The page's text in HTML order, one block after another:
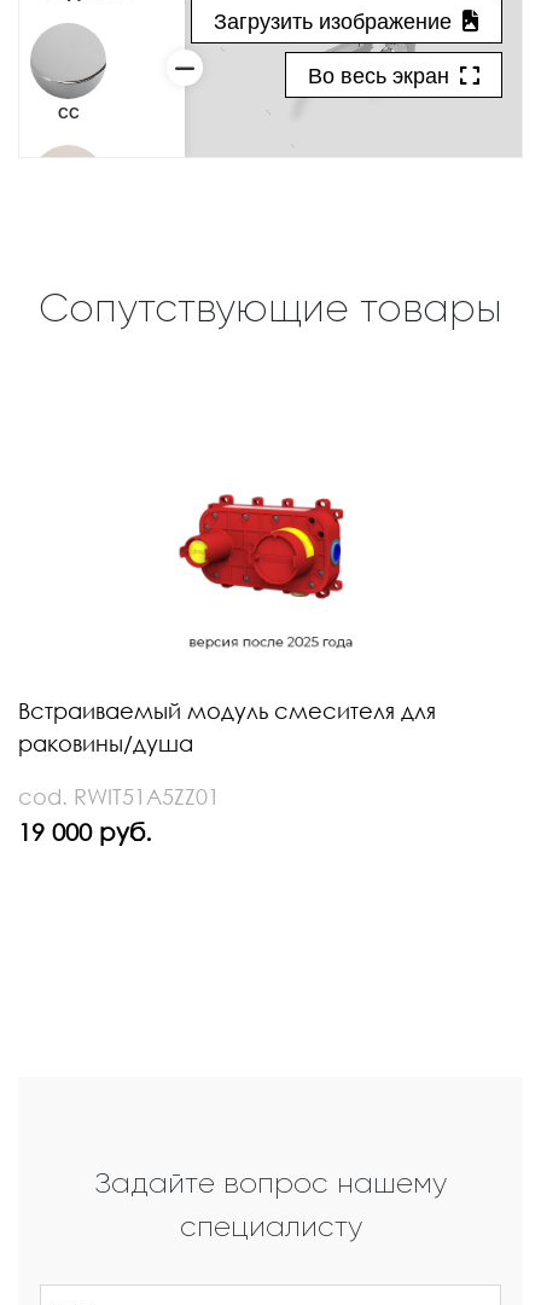
Сопутствующие товары
Встраиваемый модуль смесителя для
раковины/душа
cod. RWIT51A5ZZ01
19 000 руб.
Задайте вопрос нашему
специалисту